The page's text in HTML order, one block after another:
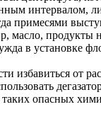
интервалом,
примесями
масло,
в установке
избавиться от
опасных